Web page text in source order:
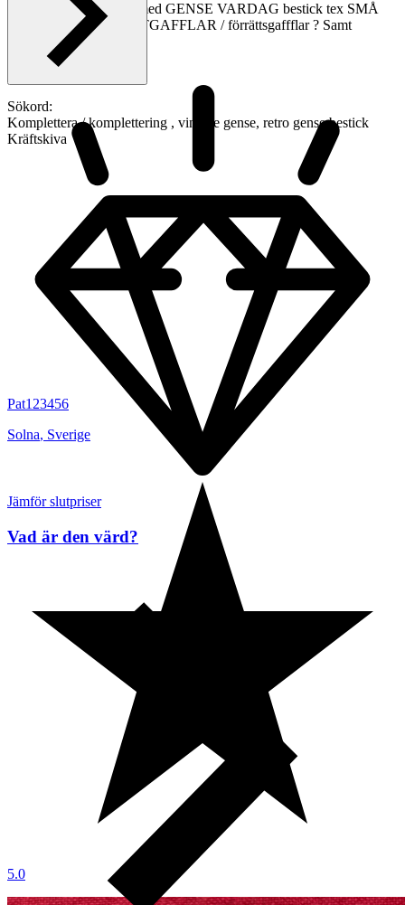
Har flera annonser ute med GENSE VARDAG bestick tex SMÅ
GAFFLAR / DESSERTGAFFLAR / förrättsgaffflar ? Samt
kaffeskedar / teskedar
Sökord:
Komplettera / komplettering , vintage gense, retro gense bestick
Kräftskiva
Pat123456
Solna, Sverige
5.0
Jämför slutpriser
Vad är den värd?